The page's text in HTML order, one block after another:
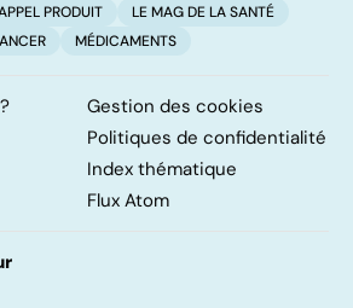
PRODUIT
LE MAG DE LA SANTÉ
MÉDICAMENTS
Gestion des cookies
Politiques de confidentialité
Index thématique
Flux Atom